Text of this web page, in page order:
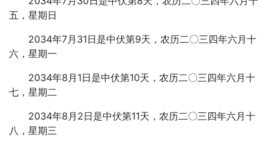
五，星期日
2034年7月31日是中伏第9天，农历二〇三四年六月十
六，星期一
2034年8月1日是中伏第10天，农历二〇三四年六月十
七，星期二
2034年8月2日是中伏第11天，农历二〇三四年六月十
八，星期三